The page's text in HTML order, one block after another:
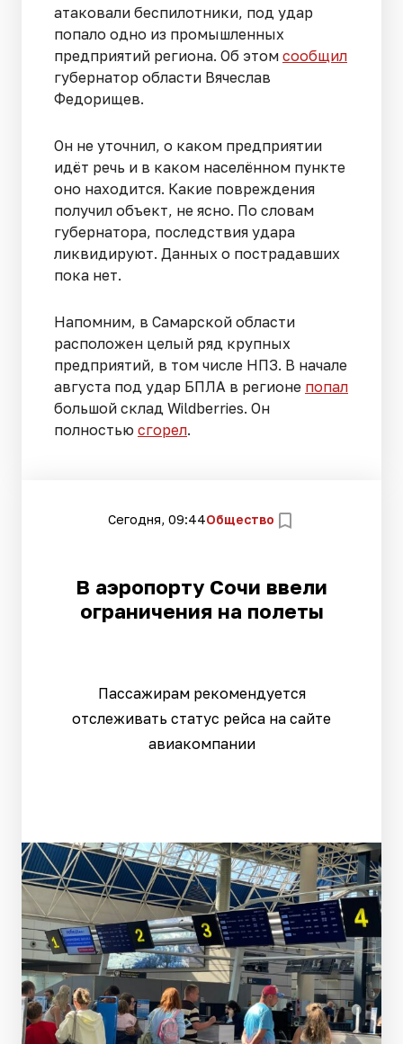
атаковали беспилотники, под удар
попало одно из промышленных
предприятий региона. Об этом сообщил
губернатор области Вячеслав
Федорищев.
Он не уточнил, о каком предприятии
идёт речь и в каком населённом пункте
оно находится. Какие повреждения
получил объект, не ясно. По словам
губернатора, последствия удара
ликвидируют. Данных о пострадавших
пока нет.
Напомним, в Самарской области
расположен целый ряд крупных
предприятий, в том числе НПЗ. В начале
августа под удар БПЛА в регионе попал
большой склад Wildberries. Он
полностью сгорел.
Сегодня, 09:44Общество
В аэропорту Сочи ввели
ограничения на полеты
Пассажирам рекомендуется
отслеживать статус рейса на сайте
авиакомпании